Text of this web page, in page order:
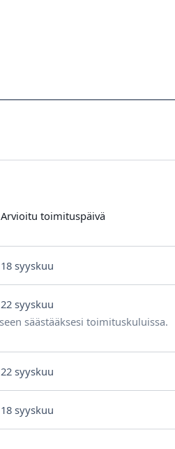
Arvioitu toimituspäivä
18 syyskuu
22 syyskuu
säästääksesi toimituskuluissa.
22 syyskuu
18 syyskuu